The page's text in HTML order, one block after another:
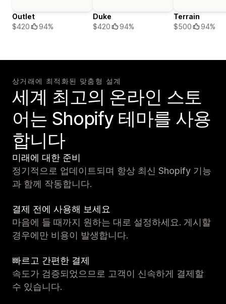
Outlet
$420
94%
Duke
$420
94%
Terrain
$500
94%
상거래에 최적화된 맞춤형 설계
세계 최고의 온라인 스토
어는 Shopify 테마를 사용
합니다
미래에 대한 준비
정기적으로 업데이트되며 항상 최신 Shopify 기능
과 함께 작동합니다.
결제 전에 사용해 보세요
마음에 들 때까지 원하는 대로 설정하세요. 게시할
경우에만 비용이 발생합니다.
빠르고 간편한 결제
속도가 검증되었으므로 고객이 신속하게 결제할
수 있습니다.